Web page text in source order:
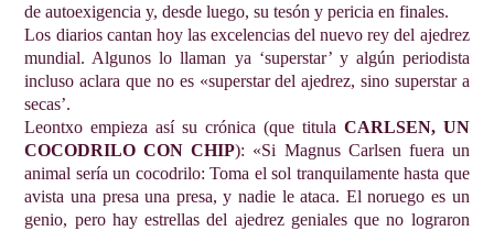
de autoexigencia y, desde luego, su tesón y pericia en finales.
Los diarios cantan hoy las excelencias del nuevo rey del ajedrez
mundial. Algunos lo llaman ya ‘superstar’ y algún periodista
incluso aclara que no es «superstar del ajedrez, sino superstar a
secas’.
Leontxo empieza así su crónica (que titula CARLSEN, UN
COCODRILO CON CHIP): «Si Magnus Carlsen fuera un
animal sería un cocodrilo: Toma el sol tranquilamente hasta que
avista una presa una presa, y nadie le ataca. El noruego es un
genio, pero hay estrellas del ajedrez geniales que no lograron